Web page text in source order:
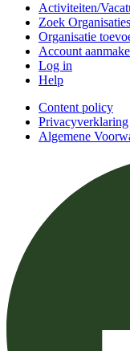
Activiteiten/
Zoek Organisaties
Organisatie
Account
Log in
Help
Content policy
Privacyverklaring
Algemene